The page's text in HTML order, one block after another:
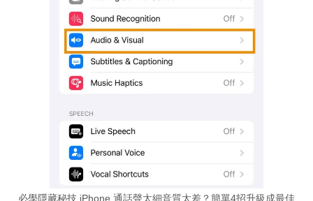
必學隱藏秘技 iPhone 通話聲太細音質太差？簡單4招升級成最佳